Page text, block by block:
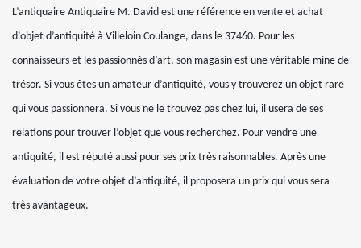
L’antiquaire Antiquaire M. David est une référence en vente et achat
d’objet d’antiquité à Villeloin Coulange, dans le 37460. Pour les
connaisseurs et les passionnés d’art, son magasin est une véritable mine de
trésor. Si vous êtes un amateur d’antiquité, vous y trouverez un objet rare
qui vous passionnera. Si vous ne le trouvez pas chez lui, il usera de ses
relations pour trouver l’objet que vous recherchez. Pour vendre une
antiquité, il est réputé aussi pour ses prix très raisonnables. Après une
évaluation de votre objet d’antiquité, il proposera un prix qui vous sera
très avantageux.